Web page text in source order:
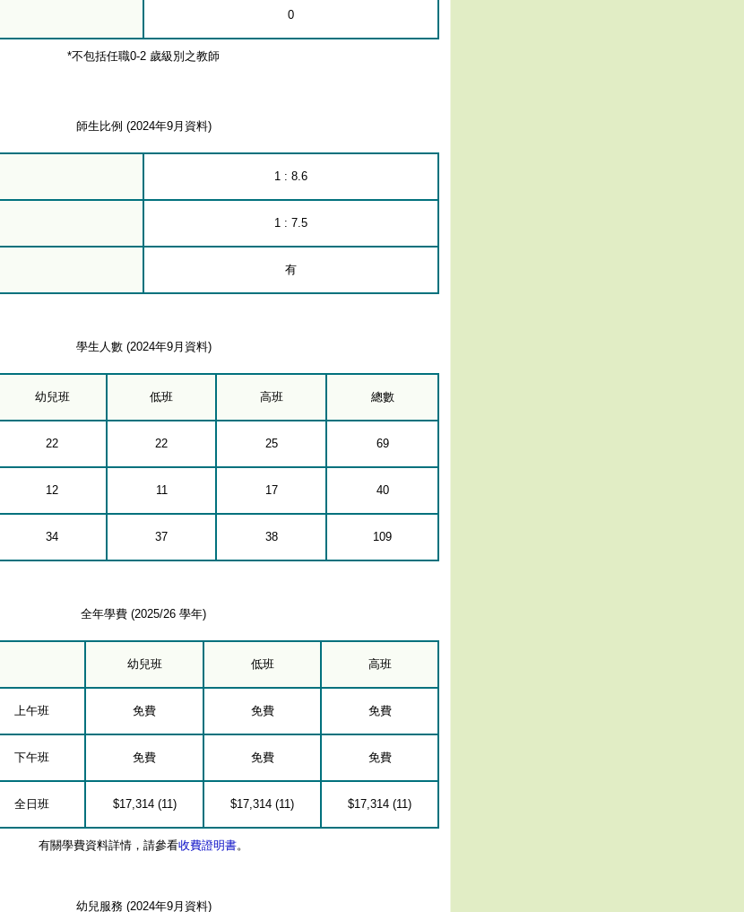
0
*不包括任職0-2 歲級別之教師
師生比例 (2024年9月資料)
1 : 8.6
1 : 7.5
有
學生人數 (2024年9月資料)
幼兒班 低班 高班 總數
22 22 25 69
12 11 17 40
34 37 38 109
全年學費 (2025/26 學年)
幼兒班 低班 高班
上午班 免費 免費 免費
下午班 免費 免費 免費
全日班 $17,314 (11) $17,314 (11) $17,314 (11)
有關學費資料詳情，請參看收費證明書。
幼兒服務 (2024年9月資料)